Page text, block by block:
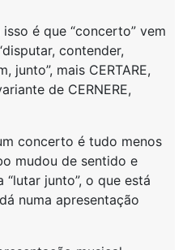
é que “concerto” vem
contender,
junto”, mais CERTARE,
de CERNERE,
concerto é tudo menos
mudou de sentido e
“lutar junto”, o que está
numa apresentação